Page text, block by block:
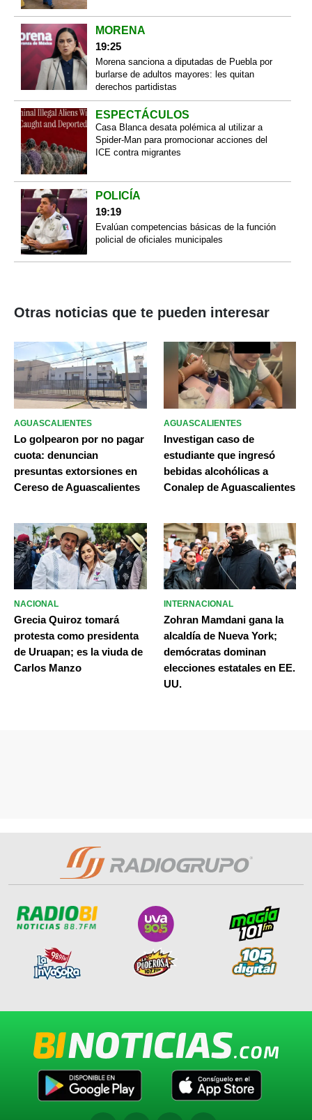
MORENA
19:25
Morena sanciona a diputadas de Puebla por
burlarse de adultos mayores: les quitan
derechos partidistas
ESPECTÁCULOS
Casa Blanca desata polémica al utilizar a
Spider-Man para promocionar acciones del
ICE contra migrantes
POLICÍA
19:19
Evalúan competencias básicas de la función
policial de oficiales municipales
Otras noticias que te pueden interesar
AGUASCALIENTES
Lo golpearon por no pagar
cuota: denuncian
presuntas extorsiones en
Cereso de Aguascalientes
AGUASCALIENTES
Investigan caso de
estudiante que ingresó
bebidas alcohólicas a
Conalep de Aguascalientes
NACIONAL
Grecia Quiroz tomará
protesta como presidenta
de Uruapan; es la viuda de
Carlos Manzo
INTERNACIONAL
Zohran Mamdani gana la
alcaldía de Nueva York;
demócratas dominan
elecciones estatales en EE.
UU.